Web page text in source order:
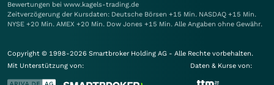
Bewertungen bei www.kagels-trading.de
Zeitverzögerung der Kursdaten: Deutsche Börsen +15 Min. NASDAQ +15 Min.
NYSE +20 Min. AMEX +20 Min. Dow Jones +15 Min. Alle Angaben ohne Gewähr.
Copyright © 1998-2026 Smartbroker Holding AG - Alle Rechte vorbehalten.
Mit Unterstützung von:
Daten & Kurse von: